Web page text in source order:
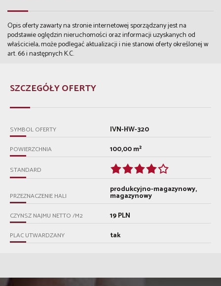
Opis oferty zawarty na stronie internetowej sporządzany jest na
podstawie oględzin nieruchomości oraz informacji uzyskanych od
właściciela, może podlegać aktualizacji i nie stanowi oferty określonej w
art. 66 i następnych K.C.
SZCZEGÓŁY OFERTY
SYMBOL OFERTY IVN-HW-320
POWIERZCHNIA 100,00 m²
STANDARD
PRZEZNACZENIE HALI
produkcyjno-magazynowy,
magazynowy
CZYNSZ NAJMU NETTO /M2 19 PLN
PLAC UTWARDZANY tak